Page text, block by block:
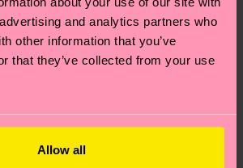
and analytics partners who
other information that you’ve
that they’ve collected from your use
Allow all
Fragen.